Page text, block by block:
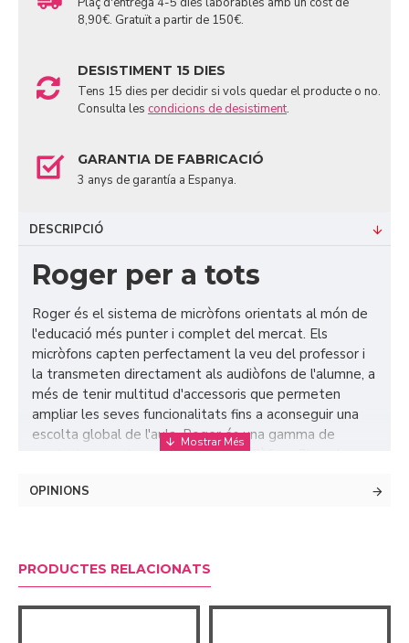
8,90€. Gratuït a partir de 150€.
DESISTIMENT 15 DIES
Tens 15 dies per decidir si vols quedar el producte o no.
Consulta les condicions de desistiment.
GARANTIA DE FABRICACIÓ
3 anys de garantía a Espanya.
DESCRIPCIÓ
Roger per a tots
Roger és el sistema de micròfons orientats al món de
l'educació més punter i complet del mercat. Els
micròfons capten perfectament la veu del professor i
la transmeten directament als audiòfons de l'alumne, a
més de tenir multitud d'accessoris que permeten
ampliar les seves funcionalitats fins a aconseguir una
escolta global de l'aula. Roger és una gamma de
productes creats per la marca d'audiòfons Phonak
usuaris i poden ser compatibles amb diferents marques
OPINIONS
PRODUCTES RELACIONATS